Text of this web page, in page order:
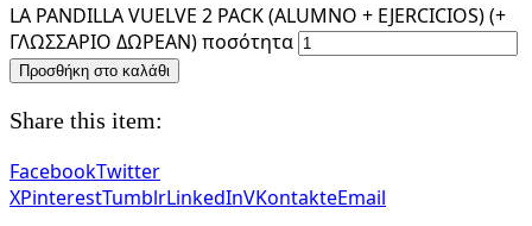
LA PANDILLA VUELVE 2 PACK (ALUMNO + EJERCICIOS) (+
ΓΛΩΣΣΑΡΙΟ ΔΩΡΕΑΝ) ποσότητα
Προσθήκη στο καλάθι
Share this item:
FacebookTwitter
XPinterestTumblrLinkedInVKontakteEmail